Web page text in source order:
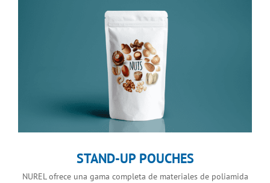
STAND-UP POUCHES
NUREL ofrece una gama completa de materiales de poliamida